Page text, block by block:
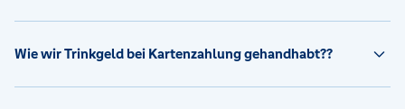
Wie wir Trinkgeld bei Kartenzahlung gehandhabt??